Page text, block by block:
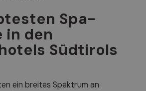
Spa-
in den
Südtirols
ein breites Spektrum an